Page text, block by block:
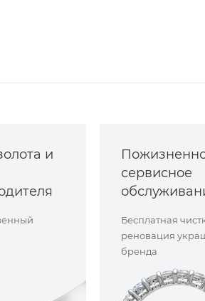
и
сервисное
Бесплатная
реновация
бренда